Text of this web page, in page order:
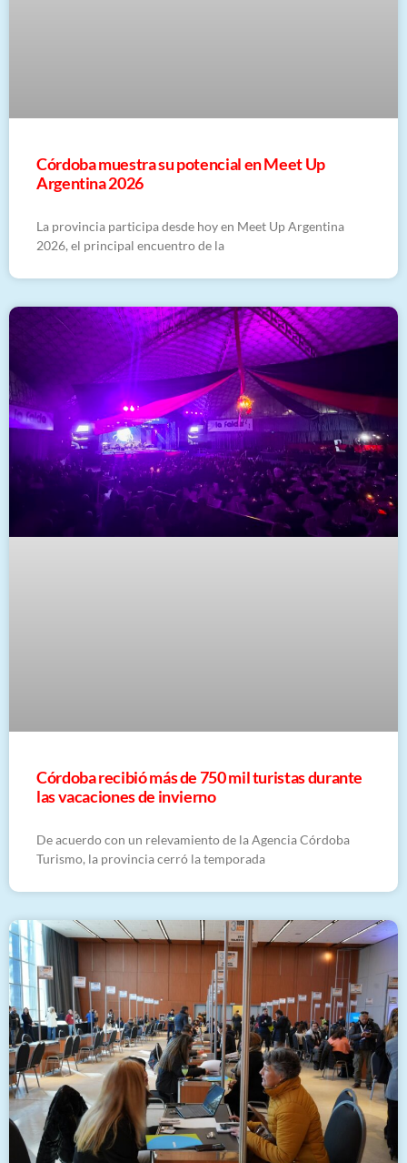
Córdoba muestra su potencial en Meet Up
Argentina 2026
La provincia participa desde hoy en Meet Up Argentina
2026, el principal encuentro de la
Córdoba recibió más de 750 mil turistas durante
las vacaciones de invierno
De acuerdo con un relevamiento de la Agencia Córdoba
Turismo, la provincia cerró la temporada